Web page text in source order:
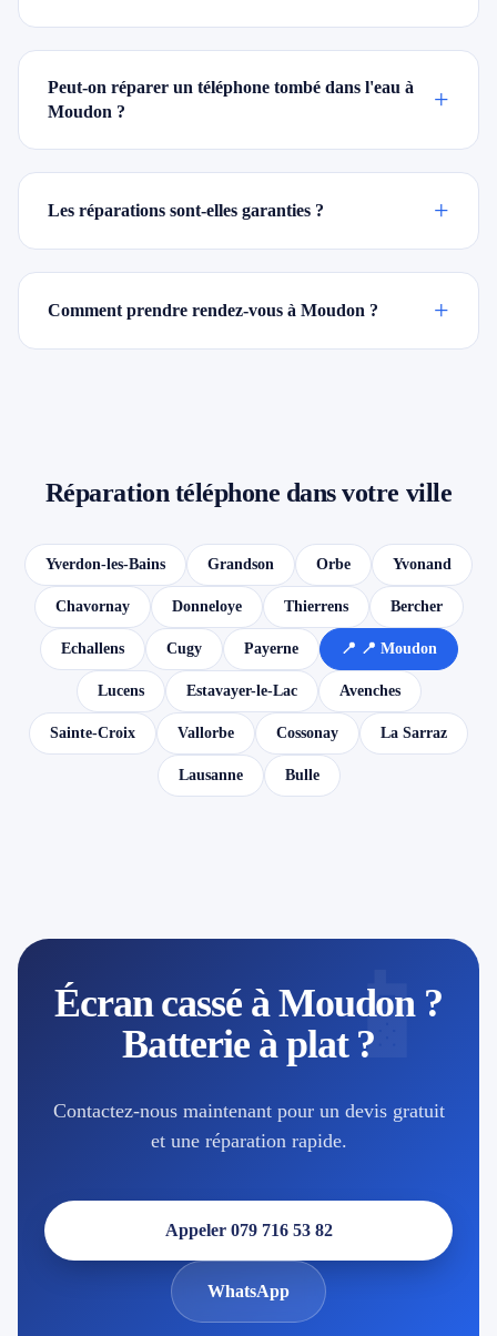
Peut-on réparer un téléphone tombé dans l'eau à
Moudon ?
+
Les réparations sont-elles garanties ? +
Comment prendre rendez-vous à Moudon ? +
Réparation téléphone dans votre ville
Yverdon-les-Bains Grandson Orbe Yvonand
Chavornay Donneloye Thierrens Bercher
Echallens Cugy Payerne 📍 📍 Moudon
Lucens Estavayer-le-Lac Avenches
Sainte-Croix Vallorbe Cossonay La Sarraz
Lausanne Bulle
📱
Écran cassé à Moudon ?
Batterie à plat ?
Contactez-nous maintenant pour un devis gratuit
et une réparation rapide.
Appeler 079 716 53 82
WhatsApp